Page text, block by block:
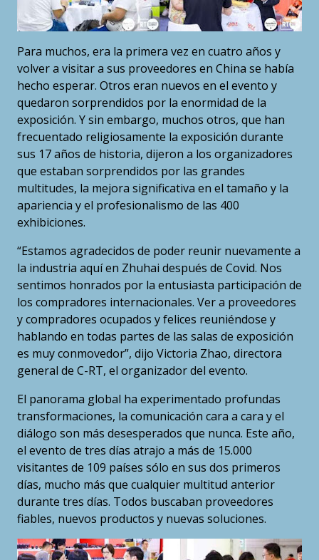
Para muchos, era la primera vez en cuatro años y
volver a visitar a sus proveedores en China se había
hecho esperar. Otros eran nuevos en el evento y
quedaron sorprendidos por la enormidad de la
exposición. Y sin embargo, muchos otros, que han
frecuentado religiosamente la exposición durante
sus 17 años de historia, dijeron a los organizadores
que estaban sorprendidos por las grandes
multitudes, la mejora significativa en el tamaño y la
apariencia y el profesionalismo de las 400
exhibiciones.
“Estamos agradecidos de poder reunir nuevamente a
la industria aquí en Zhuhai después de Covid. Nos
sentimos honrados por la entusiasta participación de
los compradores internacionales. Ver a proveedores
y compradores ocupados y felices reuniéndose y
hablando en todas partes de las salas de exposición
es muy conmovedor”, dijo Victoria Zhao, directora
general de C-RT, el organizador del evento.
El panorama global ha experimentado profundas
transformaciones, la comunicación cara a cara y el
diálogo son más desesperados que nunca. Este año,
el evento de tres días atrajo a más de 15.000
visitantes de 109 países sólo en sus dos primeros
días, mucho más que cualquier multitud anterior
durante tres días. Todos buscaban proveedores
fiables, nuevos productos y nuevas soluciones.